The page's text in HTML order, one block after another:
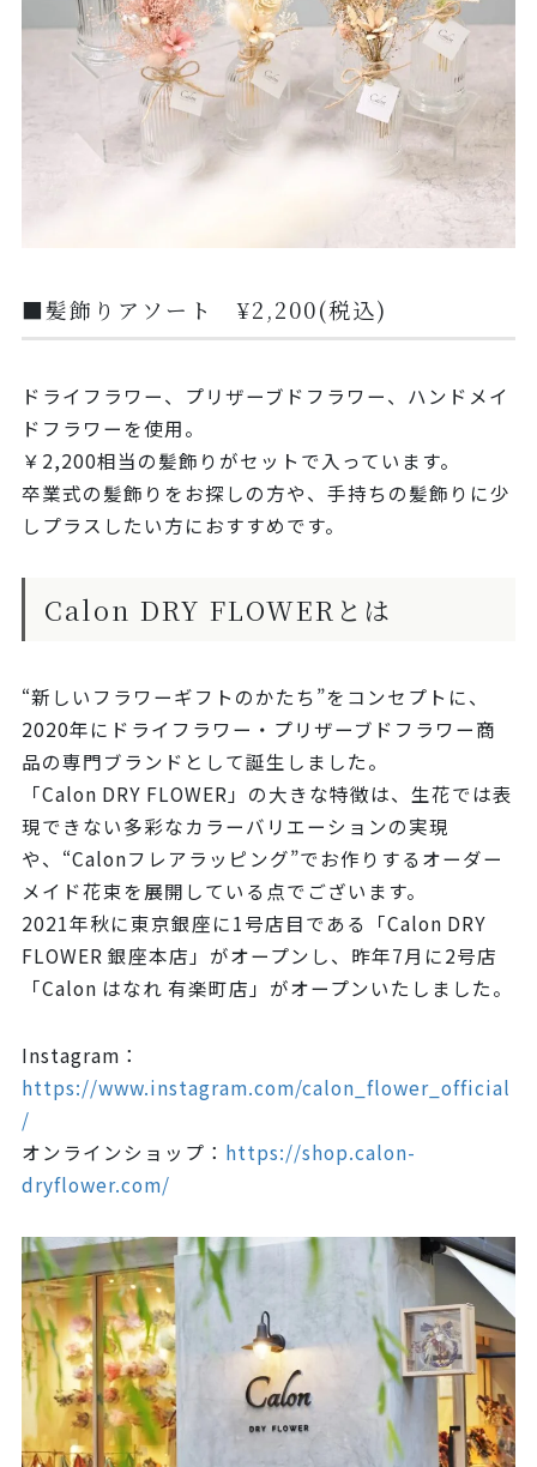
■髪飾りアソート ¥2,200(税込)
ドライフラワー、プリザーブドフラワー、ハンドメイ
ドフラワーを使用。
￥2,200相当の髪飾りがセットで入っています。
卒業式の髪飾りをお探しの方や、手持ちの髪飾りに少
しプラスしたい方におすすめです。
Calon DRY FLOWERとは
“新しいフラワーギフトのかたち”をコンセプトに、
2020年にドライフラワー・プリザーブドフラワー商
品の専門ブランドとして誕生しました。
「Calon DRY FLOWER」の大きな特徴は、生花では表
現できない多彩なカラーバリエーションの実現
や、“Calonフレアラッピング”でお作りするオーダー
メイド花束を展開している点でございます。
2021年秋に東京銀座に1号店目である「Calon DRY
FLOWER 銀座本店」がオープンし、昨年7月に2号店
「Calon はなれ 有楽町店」がオープンいたしました。
Instagram：
https://www.instagram.com/calon_flower_official
/
オンラインショップ： https://shop.calon-
dryflower.com/